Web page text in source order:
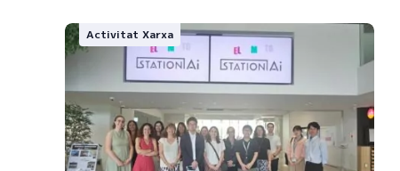
Activitat Xarxa